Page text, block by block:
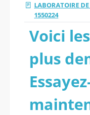
LABORATOIRE
1550224
Voici
plus